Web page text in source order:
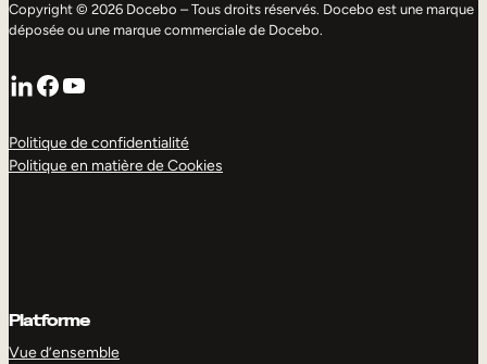
Copyright © 2026 Docebo – Tous droits réservés. Docebo est une marque
déposée ou une marque commerciale de Docebo.
LinkedIn
Facebook
YouTube
Politique de confidentialité
Politique en matière de Cookies
Platforme
Vue d’ensemble